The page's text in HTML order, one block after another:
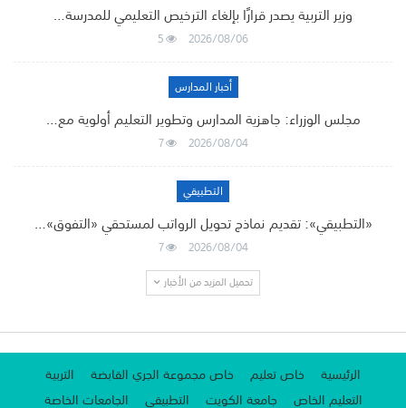
وزير التربية يصدر قرارًا بإلغاء الترخيص التعليمي للمدرسة…
2026/08/06
5
أخبار المدارس
مجلس الوزراء: جاهزية المدارس وتطوير التعليم أولوية مع…
2026/08/04
7
التطبيقي
«التطبيقي»: تقديم نماذج تحويل الرواتب لمستحقي «التفوق»…
2026/08/04
7
تحميل المزيد من الأخبار
الرئيسية خاص تعليم خاص مجموعة الجري القابضة
التربية
التعليم الخاص
جامعة الكويت التطبيقي الجامعات الخاصة